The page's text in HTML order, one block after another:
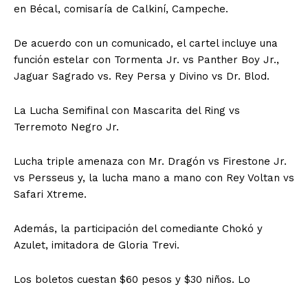
en Bécal, comisaría de Calkiní, Campeche.
De acuerdo con un comunicado, el cartel incluye una
función estelar con Tormenta Jr. vs Panther Boy Jr.,
Jaguar Sagrado vs. Rey Persa y Divino vs Dr. Blod.
La Lucha Semifinal con Mascarita del Ring vs
Terremoto Negro Jr.
Lucha triple amenaza con Mr. Dragón vs Firestone Jr.
vs Persseus y, la lucha mano a mano con Rey Voltan vs
Safari Xtreme.
Además, la participación del comediante Chokó y
Azulet, imitadora de Gloria Trevi.
Los boletos cuestan $60 pesos y $30 niños. Lo